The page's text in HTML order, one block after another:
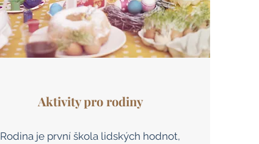
Aktivity pro rodiny
Rodina je první škola lidských hodnot,